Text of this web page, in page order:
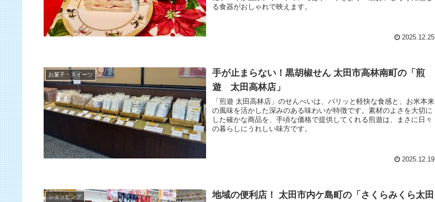
る食器がおしゃれで映えます。
2025.12.25
お菓子・スイーツ
手が止まらない！黒胡椒せん 太田市高林南町の「煎
遊 太田高林店」
「煎遊 太田高林店」のせんべいは、パリッと軽快な食感と、お米本来
の風味を活かした深みのある味わいが特徴です。素材のよさを大切に
した確かな商品を、手頃な価格で提供してくれる煎遊は、まさに日々
の暮らしにうれしい味方です。
2025.12.19
ショッピング
地域の便利店！ 太田市内ケ島町の「さくらみくら太田